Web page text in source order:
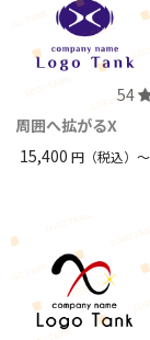
54
周囲へ拡がるX
15,400 円（税込）〜